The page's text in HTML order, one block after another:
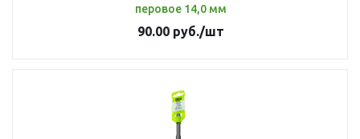
перовое 14,0 мм
90.00руб./шт